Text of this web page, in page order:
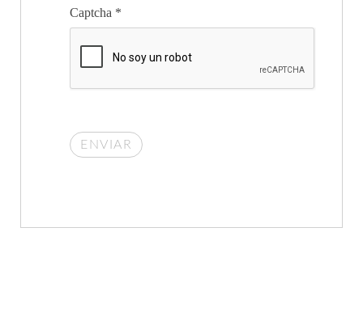
Captcha *
ENVIAR